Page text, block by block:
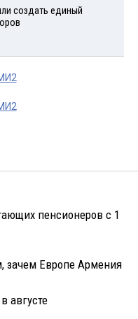
создать единый
пенсионеров с 1
зачем Европе Армения
августе